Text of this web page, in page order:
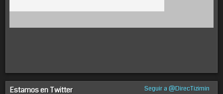
Estamos en Twitter
Seguir a @DirecTizimin